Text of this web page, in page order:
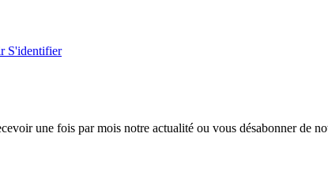
S'identifier
une fois par mois notre actualité ou vous désabonner de